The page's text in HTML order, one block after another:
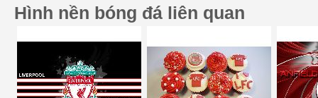
Hình nền bóng đá liên quan